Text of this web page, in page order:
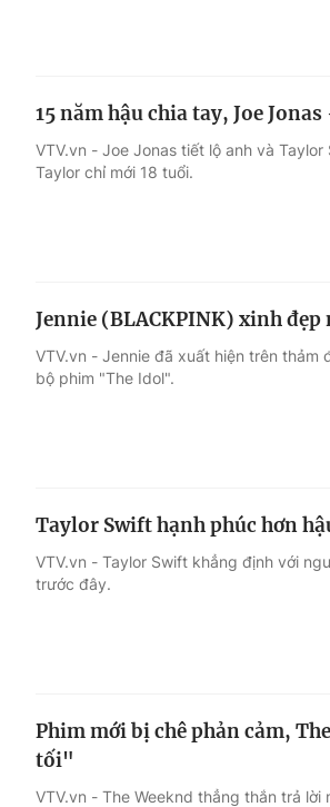
15 năm hậu chia tay, Joe
VTV.vn - Joe Jonas tiết lộ anh và
Taylor chỉ mới 18 tuổi.
Jennie (BLACKPINK) xinh
VTV.vn - Jennie đã xuất hiện trên thảm
bộ phim "The Idol".
Taylor Swift hạnh phúc hơn
VTV.vn - Taylor Swift khẳng định với
trước đây.
Phim mới bị chê phản cảm,
tối"
VTV.vn - The Weeknd thẳng thắn trả